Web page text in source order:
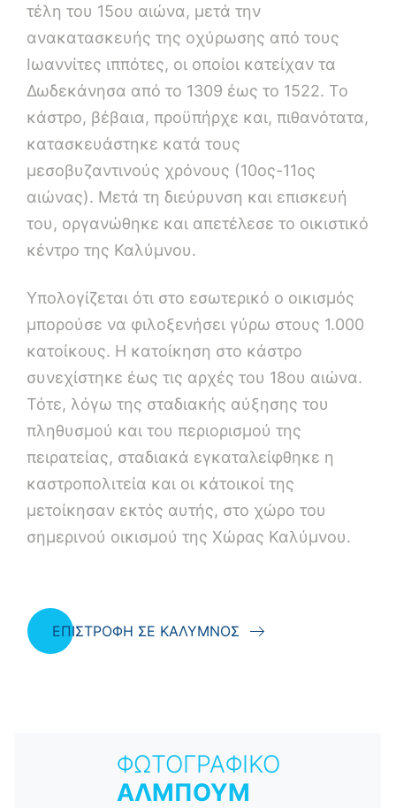
τέλη του 15ου αιώνα, μετά την
ανακατασκευής της οχύρωσης από τους
Ιωαννίτες ιππότες, οι οποίοι κατείχαν τα
Δωδεκάνησα από το 1309 έως το 1522. Το
κάστρο, βέβαια, προϋπήρχε και, πιθανότατα,
κατασκευάστηκε κατά τους
μεσοβυζαντινούς χρόνους (10ος-11ος
αιώνας). Μετά τη διεύρυνση και επισκευή
του, οργανώθηκε και απετέλεσε το οικιστικό
κέντρο της Καλύμνου.
Υπολογίζεται ότι στο εσωτερικό ο οικισμός
μπορούσε να φιλοξενήσει γύρω στους 1.000
κατοίκους. Η κατοίκηση στο κάστρο
συνεχίστηκε έως τις αρχές του 18ου αιώνα.
Τότε, λόγω της σταδιακής αύξησης του
πληθυσμού και του περιορισμού της
πειρατείας, σταδιακά εγκαταλείφθηκε η
καστροπολιτεία και οι κάτοικοί της
μετοίκησαν εκτός αυτής, στο χώρο του
σημερινού οικισμού της Χώρας Καλύμνου.
ΕΠΙΣΤΡΟΦΗ ΣΕ ΚΑΛΥΜΝΟΣ
ΦΩΤΟΓΡΑΦΙΚΟ
ΑΛΜΠΟΥΜ